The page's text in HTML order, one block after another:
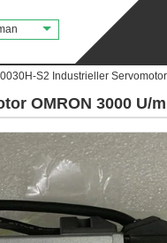
S2 Industrieller
OMRON 3000 U/